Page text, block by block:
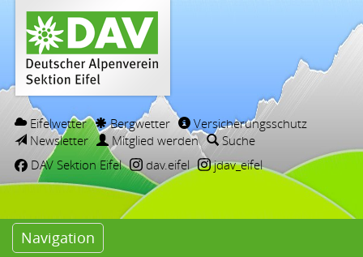
Eifelwetter Bergwetter
Versicherungsschutz
Newsletter
Mitglied werden
Suche
DAV Sektion Eifel
dav.eifel jdav_eifel
Navigation